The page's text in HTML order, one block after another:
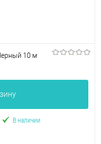
10 м
В наличии